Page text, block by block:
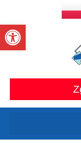
Otwórz pasek narzędzi